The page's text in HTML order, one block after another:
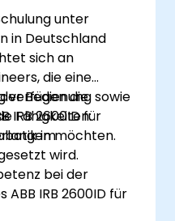
unter
in Deutschland
sich an
die eine
Bedienung sowie
IRB 2600ID für
möchten.
verfügen die
Fähigkeiten:
im
wird.
bei der
IRB 2600ID für